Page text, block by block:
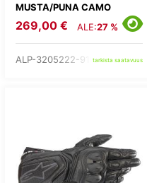
MUSTA/PUNA CAMO
269,00 € ALE:27 %
ALP-3205222-9103-tarkista saatavuus